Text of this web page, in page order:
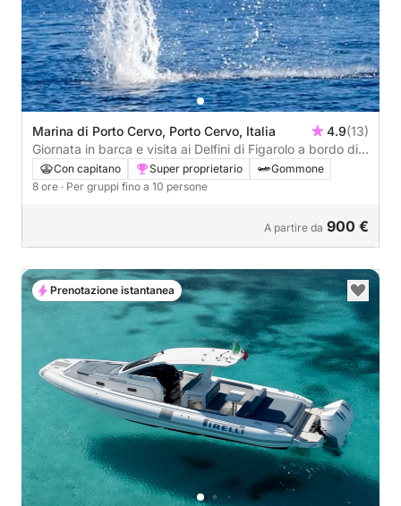
Marina di Porto Cervo, Porto Cervo, Italia 4.9(13)
Giornata in barca e visita ai Delfini di Figarolo a bordo di
un Maxi Rib
Con capitano Super proprietario
Gommone
8 ore · Per gruppi fino a 10 persone
A partire da 900 €
Prenotazione istantanea